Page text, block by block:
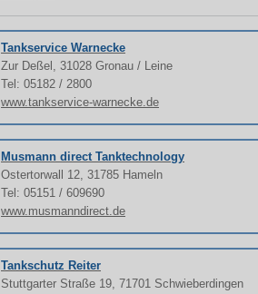
Tankservice Warnecke
Zur Deßel, 31028 Gronau / Leine
Tel: 05182 / 2800
www.tankservice-warnecke.de
Musmann direct Tanktechnology
Ostertorwall 12, 31785 Hameln
Tel: 05151 / 609690
www.musmanndirect.de
Tankschutz Reiter
Stuttgarter Straße 19, 71701 Schwieberdingen